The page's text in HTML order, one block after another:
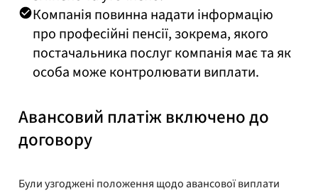
Компанія повинна надати інформацію
про професійні пенсії, зокрема, якого
постачальника послуг компанія має та як
особа може контролювати виплати.
Авансовий платіж включено до
договору
Були узгоджені положення щодо авансової виплати